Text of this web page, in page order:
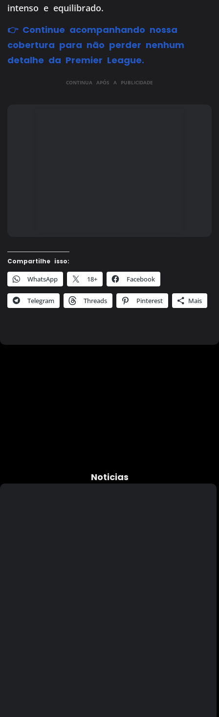
intenso e equilibrado.
👉 Continue acompanhando nossa
cobertura para não perder nenhum
detalhe da Premier League.
CONTINUA APÓS A PUBLICIDADE
Compartilhe isso:
WhatsApp 18+ Facebook
Telegram Threads Pinterest Mais
Noticias